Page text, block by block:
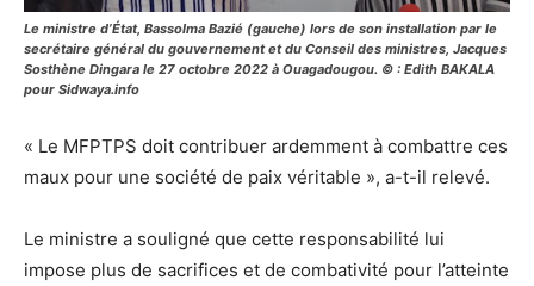
Le ministre d’État, Bassolma Bazié (gauche) lors de son installation par le
secrétaire général du gouvernement et du Conseil des ministres, Jacques
Sosthène Dingara le 27 octobre 2022 à Ouagadougou. © : Edith BAKALA
pour Sidwaya.info
« Le MFPTPS doit contribuer ardemment à combattre ces
maux pour une société de paix véritable », a-t-il relevé.
Le ministre a souligné que cette responsabilité lui
impose plus de sacrifices et de combativité pour l’atteinte